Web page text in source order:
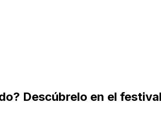
Descúbrelo en el